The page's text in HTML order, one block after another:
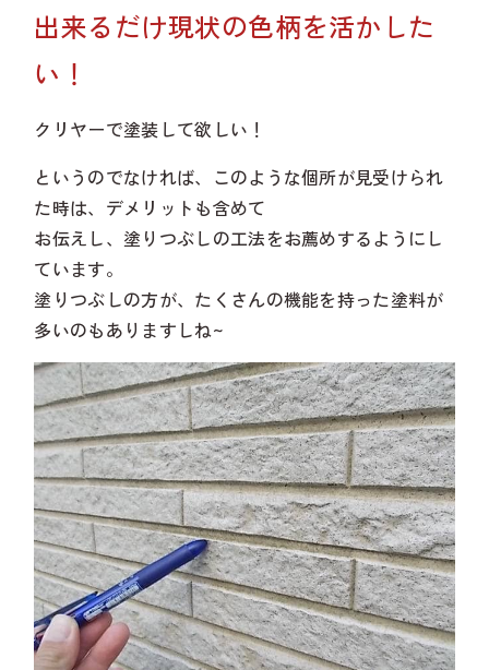
出来るだけ現状の色柄を活かした
い！
クリヤーで塗装して欲しい！
というのでなければ、このような個所が見受けられ
た時は、デメリットも含めて
お伝えし、塗りつぶしの工法をお薦めするようにし
ています。
塗りつぶしの方が、たくさんの機能を持った塗料が
多いのもありますしね~